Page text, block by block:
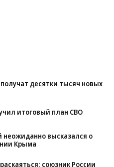
десятки тысяч новых
неожиданно высказался о